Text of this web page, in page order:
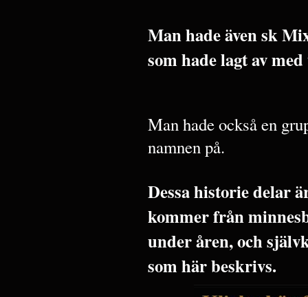
Man hade även sk
som hade lagt av
Man hade också en
namnen på.
Dessa historie delar
kommer från
under åren, och
som här beskrivs.